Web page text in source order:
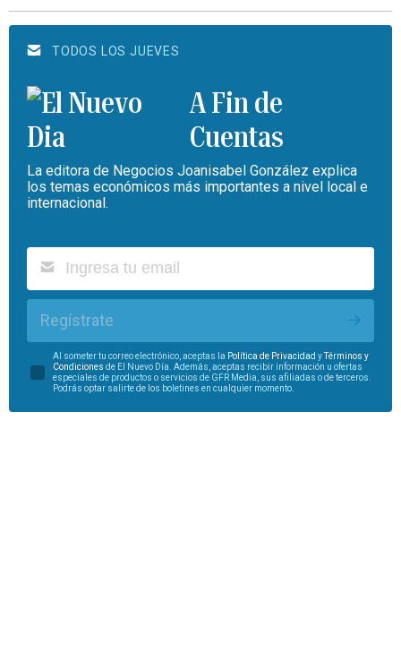
TODOS LOS JUEVES
A Fin de
Cuentas
La editora de Negocios Joanisabel González explica
los temas económicos más importantes a nivel local e
internacional.
Regístrate
Al someter tu correo electrónico, aceptas la Política de Privacidad yTérminos y
Condiciones de El Nuevo Día. Además, aceptas recibir información u ofertas
especiales de productos o servicios de GFR Media, sus afiliadas o de terceros.
Podrás optar salirte de los boletines en cualquier momento.